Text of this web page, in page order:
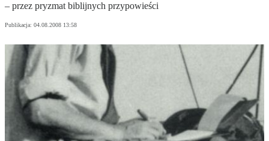
– przez pryzmat biblijnych przypowieści
Publikacja: 04.08.2008 13:58